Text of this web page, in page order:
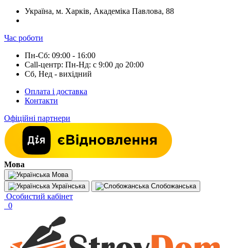
Україна, м. Харків, Академіка Павлова, 88
Час роботи
Пн-Сб: 09:00 - 16:00
Call-центр: Пн-Нд: с 9:00 до 20:00
Сб, Нед - вихідний
Оплата і доставка
Контакти
Офіційні партнери
Мова
Мова
Українська
Слобожанська
Особистий кабінет
0